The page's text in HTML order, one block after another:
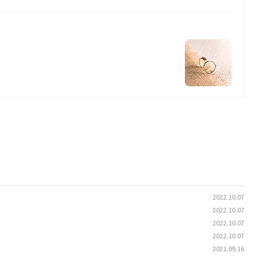
2022.10.07
2022.10.07
2022.10.07
2022.10.07
2021.09.16